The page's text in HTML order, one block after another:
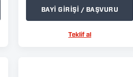
BAYİ GİRİŞİ / BAŞVURU
Teklif al